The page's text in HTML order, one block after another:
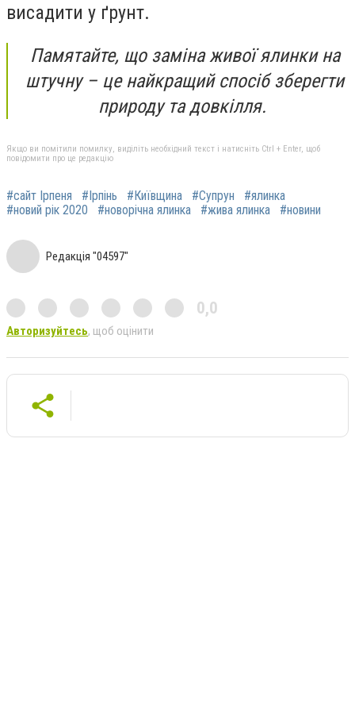
висадити у ґрунт.
Памятайте, що заміна живої ялинки на
штучну – це найкращий спосіб зберегти
природу та довкілля.
Якщо ви помітили помилку, виділіть необхідний текст і натисніть Ctrl + Enter, щоб
повідомити про це редакцію
#сайт Ірпеня #Ірпінь #Київщина #Супрун
#ялинка
#новий рік 2020
#новорічна ялинка #жива ялинка #новини
Редакція "04597"
0,0
Авторизуйтесь, щоб оцінити